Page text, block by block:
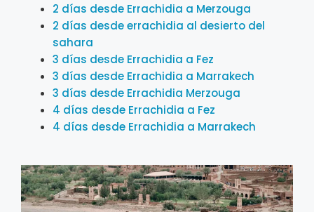
2 días desde Errachidia a Merzouga
2 días desde errachidia al desierto del
sahara
3 días desde Errachidia a Fez
3 días desde Errachidia a Marrakech
3 días desde Errachidia Merzouga
4 días desde Errachidia a Fez
4 días desde Errachidia a Marrakech